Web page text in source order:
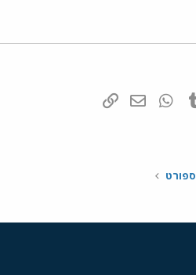
Tumblr
WhatsAppדואר אלקטרוני